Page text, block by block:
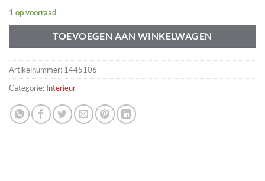
1 op voorraad
TOEVOEGEN AAN WINKELWAGEN
Artikelnummer: 1445106
Categorie: Interieur